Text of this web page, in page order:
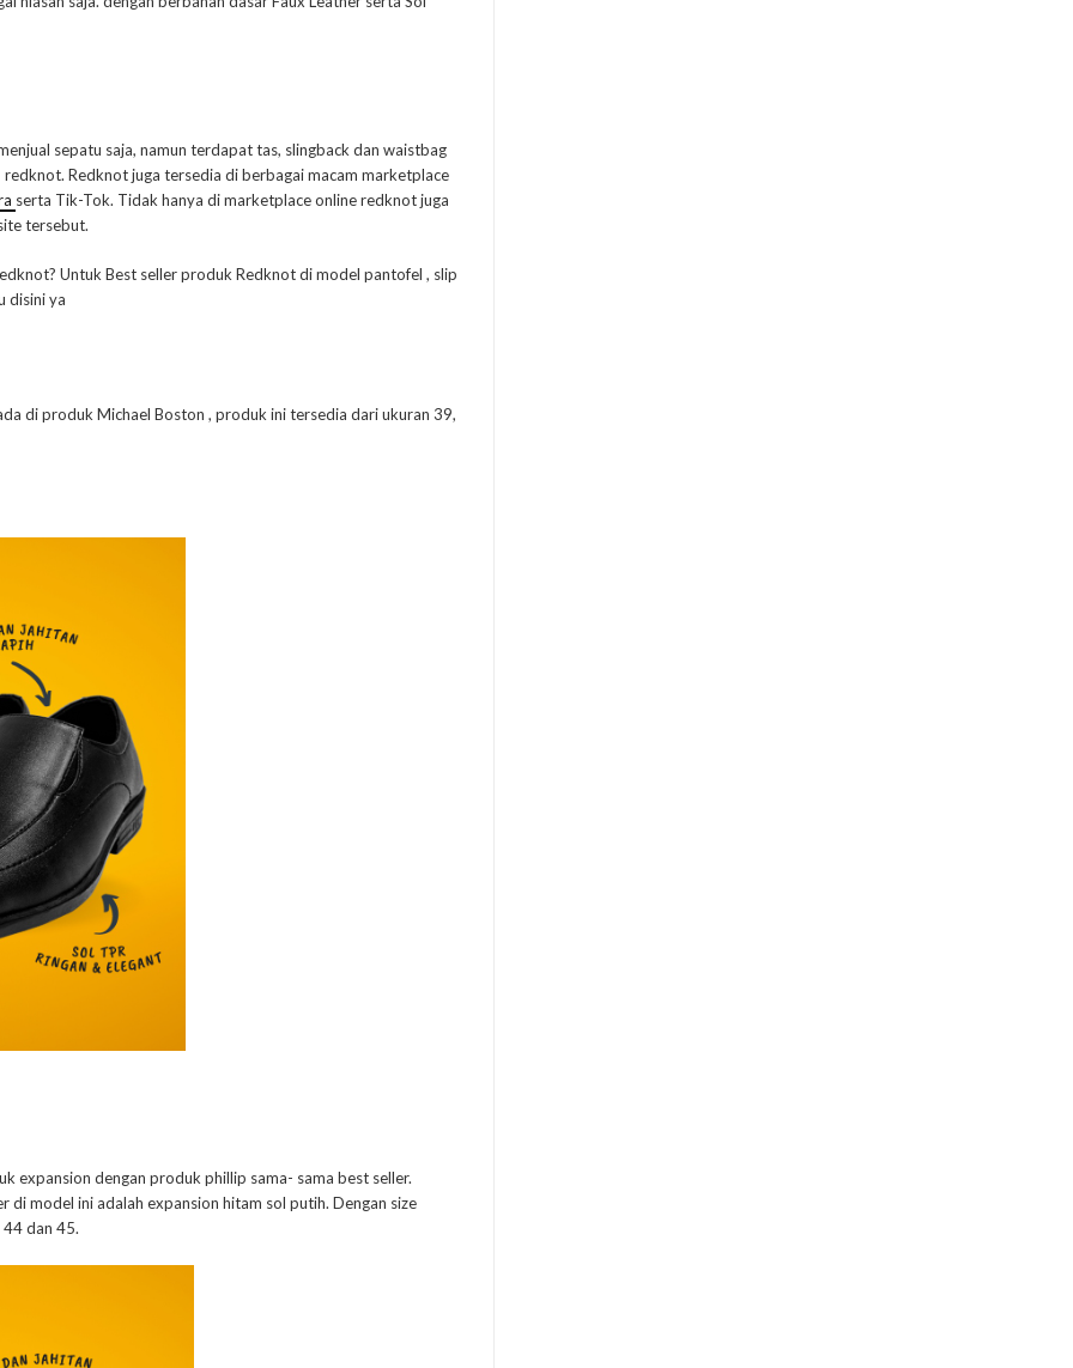
sepatu saja, namun terdapat tas, slingback dan waistbag
Redknot juga tersedia di berbagai macam marketplace
serta Tik-Tok. Tidak hanya di marketplace online redknot juga
tersebut.
Untuk Best seller produk Redknot di model pantofel , slip
disini ya
di produk Michael Boston , produk ini tersedia dari ukuran 39,
expansion dengan produk phillip sama- sama best seller.
di model ini adalah expansion hitam sol putih. Dengan size
dan 45.